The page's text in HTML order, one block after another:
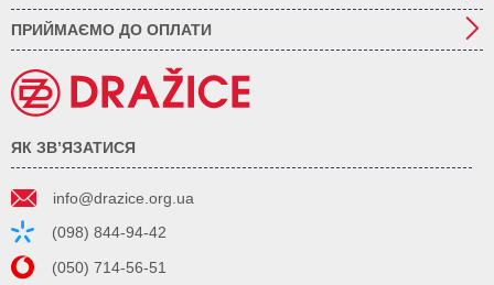
ПРИЙМАЄМО ДО ОПЛАТИ
ЯК ЗВ’ЯЗАТИСЯ
info@drazice.org.ua
(098) 844-94-42
(050) 714-56-51